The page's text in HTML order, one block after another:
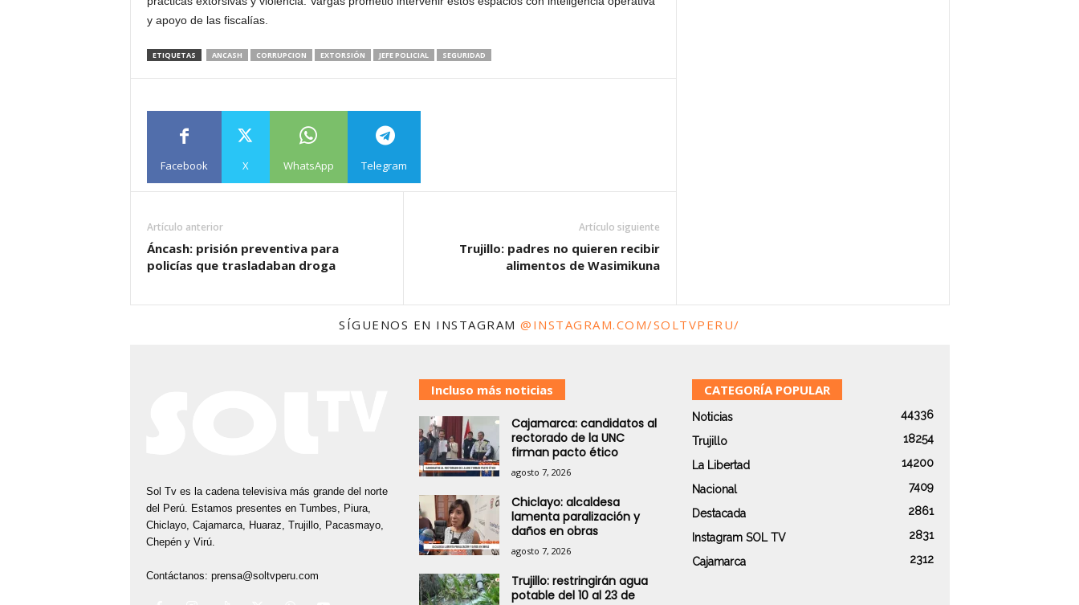
y apoyo de las fiscalías.
ETIQUETAS ANCASH CORRUPCION EXTORSIÓN JEFE POLICIAL SEGURIDAD
Facebook X WhatsApp Telegram
Artículo anterior
Áncash: prisión preventiva para
policías que trasladaban droga
Artículo siguiente
Trujillo: padres no quieren recibir
alimentos de Wasimikuna
SÍGUENOS EN INSTAGRAM@INSTAGRAM.COM/SOLTVPERU/
Sol Tv es la cadena televisiva más grande del norte
del Perú. Estamos presentes en Tumbes, Piura,
Chiclayo, Cajamarca, Huaraz, Trujillo, Pacasmayo,
Chepén y Virú.
Contáctanos: prensa@soltvperu.com
Incluso más noticias
Cajamarca: candidatos al
rectorado de la UNC
firman pacto ético
agosto 7, 2026
Chiclayo: alcaldesa
lamenta paralización y
daños en obras
agosto 7, 2026
Trujillo: restringirán agua
potable del 10 al 23 de
CATEGORÍA POPULAR
Noticias 44336
Trujillo 18254
La Libertad 14200
Nacional 7409
Destacada 2861
Instagram SOL TV 2831
Cajamarca 2312